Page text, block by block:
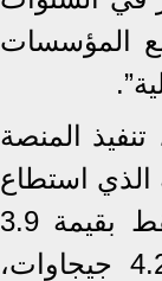
المؤسسات
المنصة
الذي استطاع
جذب تمويلات ميسرة للقطاع الخاص خلال عامين فقط بقيمة 3.9
مليار دولار لتنفيذ مشروعات طاقة متجددة بقدرة 4.2 جيجاوات،